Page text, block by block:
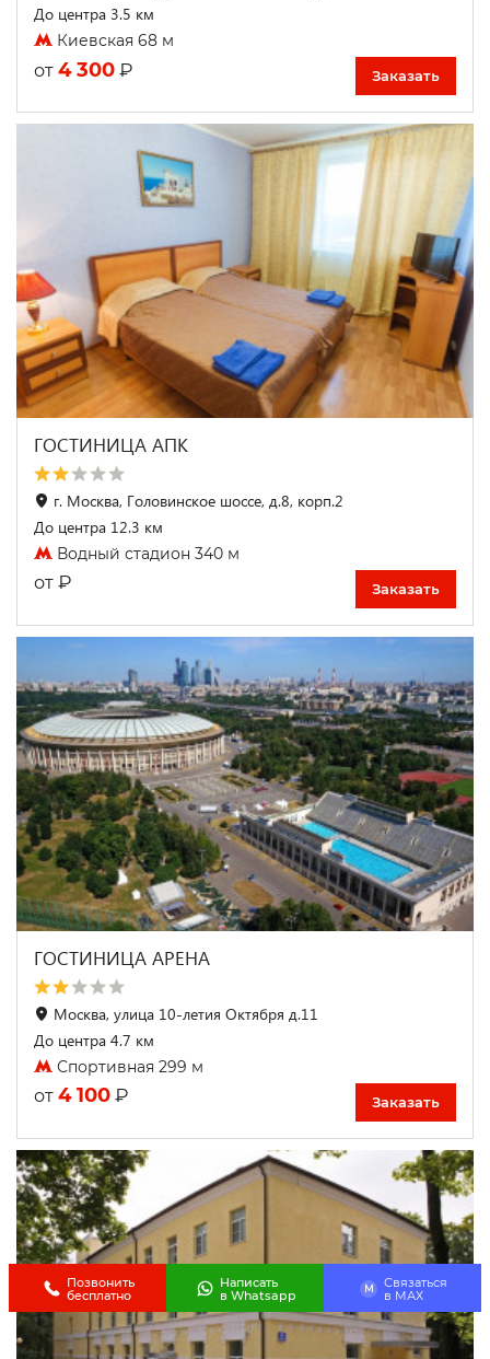
До центра 3.5 км
Киевская 68 м
от 4 300 ₽ Заказать
ГОСТИНИЦА АПК
г. Москва, Головинское шоссе, д.8, корп.2
До центра 12.3 км
Водный стадион 340 м
от ₽ Заказать
ГОСТИНИЦА АРЕНА
Москва, улица 10-летия Октября д.11
До центра 4.7 км
Спортивная 299 м
от 4 100 ₽ Заказать
Позвонить
бесплатно
Написать
в Whatsapp
M
Связаться
в МАХ